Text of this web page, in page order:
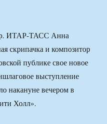
ИТАР-ТАСС Анна
скрипачка и композитор
публике свое новое
выступление
накануне вечером в
Холл».